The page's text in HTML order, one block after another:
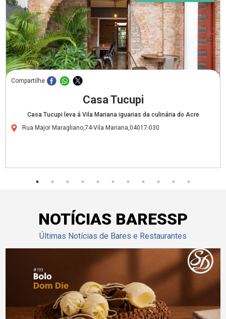
Compartilhe
Casa Tucupi
Casa Tucupi leva á Vila Mariana iguarias da culinária do Acre
Rua Major Maragliano,74-Vila Mariana,04017-030
NOTÍCIAS BARESSP
Últimas Notícias de Bares e Restaurantes